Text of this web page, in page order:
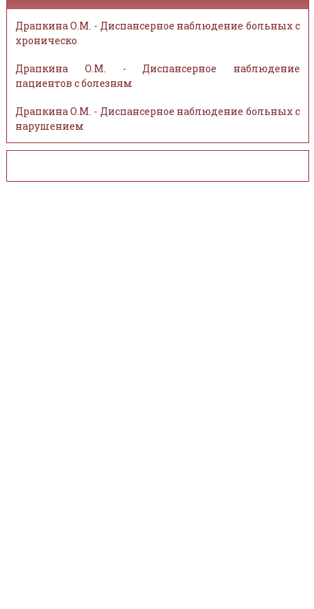
Драпкина О.М. - Диспансерное наблюдение больных с
хроническо
Драпкина О.М. - Диспансерное наблюдение
пациентов с болезням
Драпкина О.М. - Диспансерное наблюдение больных с
нарушением